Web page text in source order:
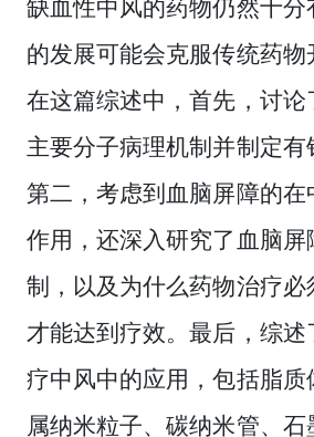
缺血性中风的药物仍然十
的发展可能会克服传统药物
在这篇综述中，首先，讨论
主要分子病理机制并制定有
第二，考虑到血脑屏障的
作用，还深入研究了血脑
制，以及为什么药物治疗
才能达到疗效。最后，综
疗中风中的应用，包括脂质
属纳米粒子、碳纳米管、